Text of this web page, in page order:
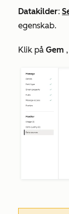
Datakilder:
egenskab.
Klik på Gem